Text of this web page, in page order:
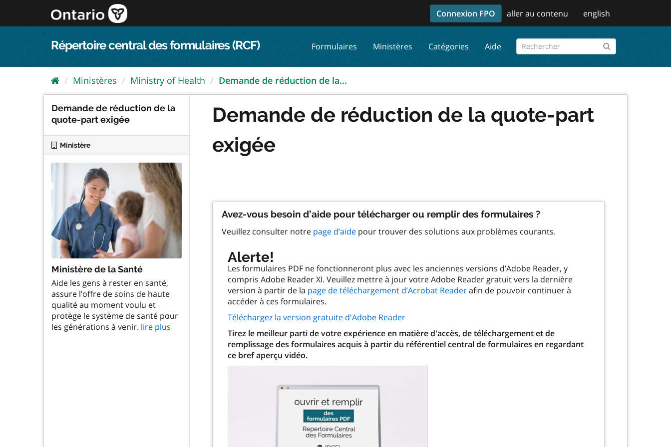
au
Connexion FPO aller au contenu english
Répertoire central des formulaires (RCF) Formulaires Ministères Catégories Aide
Ministères Ministry of Health Demande de réduction de la...
Demande de réduction de la
quote-part exigée
Ministère
Ministère de la Santé
Aide les gens à rester en santé,
assure l’offre de soins de haute
qualité au moment voulu et
protège le système de santé pour
les générations à venir. lire plus
Demande de réduction de la quote-part
exigée
Avez-vous besoin d’aide pour télécharger ou remplir des formulaires ?
Veuillez consulter notre page d’aide pour trouver des solutions aux problèmes courants.
Alerte!
Les formulaires PDF ne fonctionneront plus avec les anciennes versions d’Adobe Reader, y
compris Adobe Reader XI. Veuillez mettre à jour votre Adobe Reader gratuit vers la dernière
version à partir de la page de téléchargement d’Acrobat Readerafin de pouvoir continuer à
accéder à ces formulaires.
Téléchargez la version gratuite d'Adobe Reader
Tirez le meilleur parti de votre expérience en matière d'accès, de téléchargement et de
remplissage des formulaires acquis à partir du référentiel central de formulaires en regardant
ce bref aperçu vidéo.